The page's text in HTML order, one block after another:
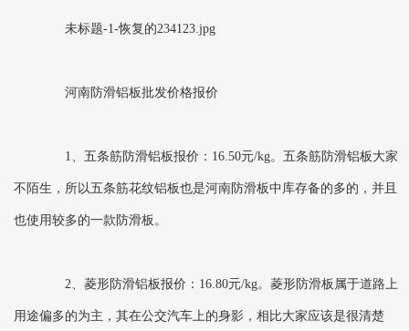
未标题-1-恢复的234123.jpg
河南防滑铝板批发价格报价
1、五条筋防滑铝板报价：16.50元/kg。五条筋防滑铝板大家
不陌生，所以五条筋花纹铝板也是河南防滑板中库存备的多的，并且
也使用较多的一款防滑板。
2、菱形防滑铝板报价：16.80元/kg。菱形防滑板属于道路上
用途偏多的为主，其在公交汽车上的身影，相比大家应该是很清楚